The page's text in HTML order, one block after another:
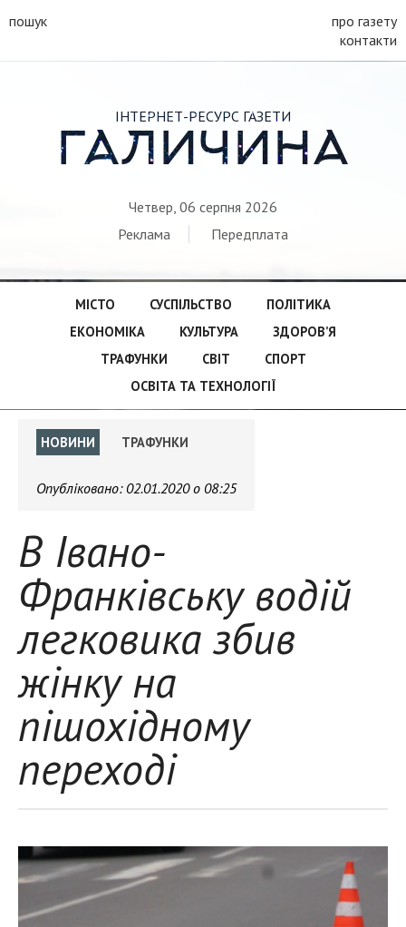
пошук
про газету
контакти
ІНТЕРНЕТ-РЕСУРС ГАЗЕТИ
ГАЛИЧИНА
Четвер, 06 серпня 2026
Реклама
Передплата
МІСТО СУСПІЛЬСТВО
ПОЛІТИКА
ЕКОНОМІКА
КУЛЬТУРА
ЗДОРОВ’Я
ТРАФУНКИ
СВІТ
СПОРТ
ОСВІТА ТА ТЕХНОЛОГІЇ
НОВИНИ ТРАФУНКИ
Опубліковано: 02.01.2020 о 08:25
В Івано-
Франківську водій
легковика збив
жінку на
пішохідному
переході